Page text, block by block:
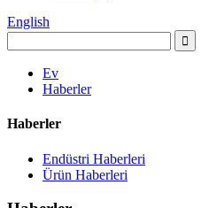
English
Ev
Haberler
Haberler
Endüstri Haberleri
Ürün Haberleri